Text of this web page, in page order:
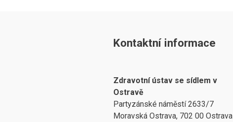
Kontaktní informace
Zdravotní ústav se sídlem v
Ostravě
Partyzánské náměstí 2633/7
Moravská Ostrava, 702 00 Ostrava